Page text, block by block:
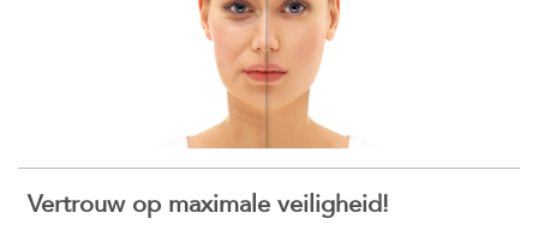
Vertrouw op maximale veiligheid!